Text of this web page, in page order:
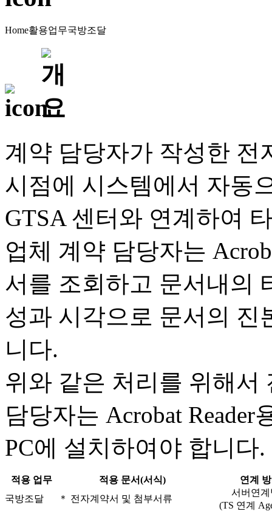
Home활용업무국방조달
계약 담당자가 작성한 전
시점에 시스템에서 자동
GTSA 센터와 연계하여
업체 계약 담당자는
서를 조회하고 문서내의
성과 시각으로 문서의 진
니다.
위와 같은 처리를 위해서
담당자는 Acrobat
PC에 설치하여야 합니다.
적용 업무 적용 문서(서식)
연계
국방조달
＊ 전자계약서 및 첨부서류
서버연계
(TS 연계